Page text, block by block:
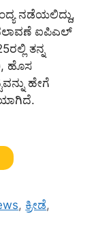
ನಡೆಯಲಿದ್ದು,
ಐಪಿಎಲ್
ತನ್ನ
ಹೊಸ
ಹೇಗೆ
, ಕ್ರೀಡೆ,